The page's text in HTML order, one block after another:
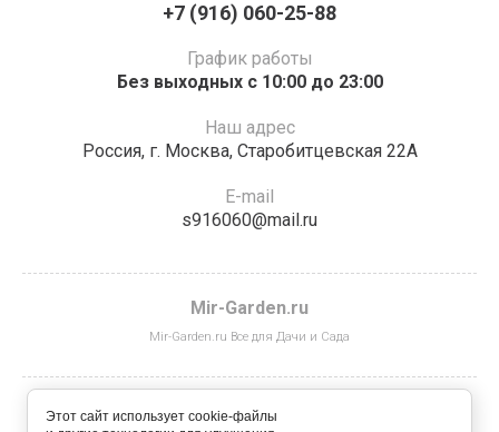
+7 (916) 060-25-88
График работы
Без выходных с 10:00 до 23:00
Наш адрес
Россия,​ г.​ Москва, Старобитцевская 22А​
E-mail
s916060@mail.ru
Mir-Garden.ru
Mir-Garden.ru Все для Дачи и Сада
Этот сайт использует cookie-файлы